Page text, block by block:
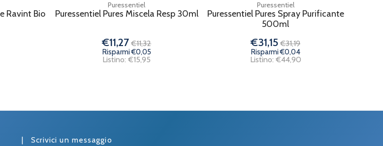
Ravint Bio
Puressentiel
Puressentiel Pures Miscela Resp 30ml
€11,27 €11,32
Risparmi €0,05
Listino: €15,95
Puressentiel
Puressentiel Pures Spray Purificante
500ml
€31,15 €31,19
Risparmi €0,04
Listino: €44,90
| Scrivici un messaggio